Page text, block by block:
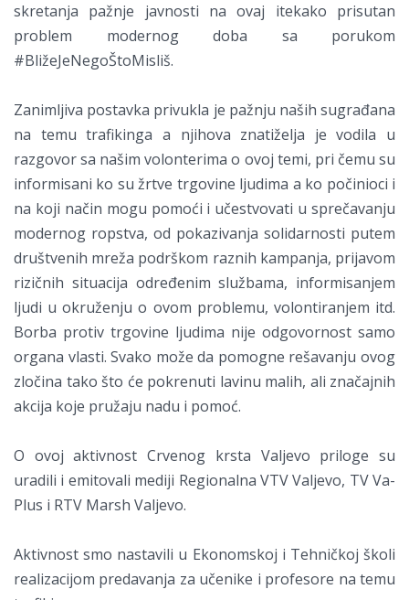
skretanja pažnje javnosti na ovaj itekako prisutan
problem modernog doba sa porukom
#BližeJeNegoŠtoMisliš.
Zanimljiva postavka privukla je pažnju naših sugrađana
na temu trafikinga a njihova znatiželja je vodila u
razgovor sa našim volonterima o ovoj temi, pri čemu su
informisani ko su žrtve trgovine ljudima a ko počinioci i
na koji način mogu pomoći i učestvovati u sprečavanju
modernog ropstva, od pokazivanja solidarnosti putem
društvenih mreža podrškom raznih kampanja, prijavom
rizičnih situacija određenim službama, informisanjem
ljudi u okruženju o ovom problemu, volontiranjem itd.
Borba protiv trgovine ljudima nije odgovornost samo
organa vlasti. Svako može da pomogne rešavanju ovog
zločina tako što će pokrenuti lavinu malih, ali značajnih
akcija koje pružaju nadu i pomoć.
O ovoj aktivnost Crvenog krsta Valjevo priloge su
uradili i emitovali mediji Regionalna VTV Valjevo, TV Va-
Plus i RTV Marsh Valjevo.
Aktivnost smo nastavili u Ekonomskoj i Tehničkoj školi
realizacijom predavanja za učenike i profesore na temu